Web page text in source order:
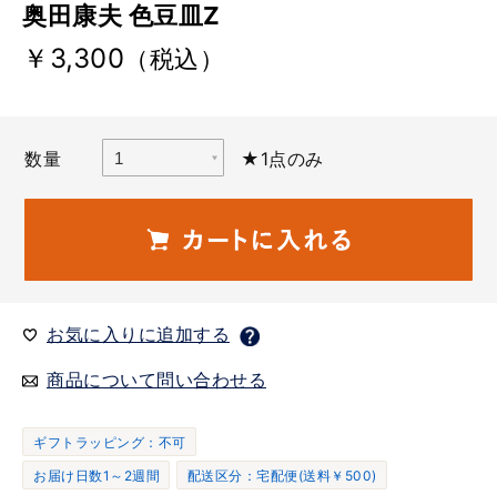
奥田康夫 色豆皿Z
￥3,300 （税込）
数量 ★1点のみ
お気に入りに追加する
商品について問い合わせる
ギフトラッピング：不可
お届け日数1～2週間
配送区分：宅配便(送料￥500)